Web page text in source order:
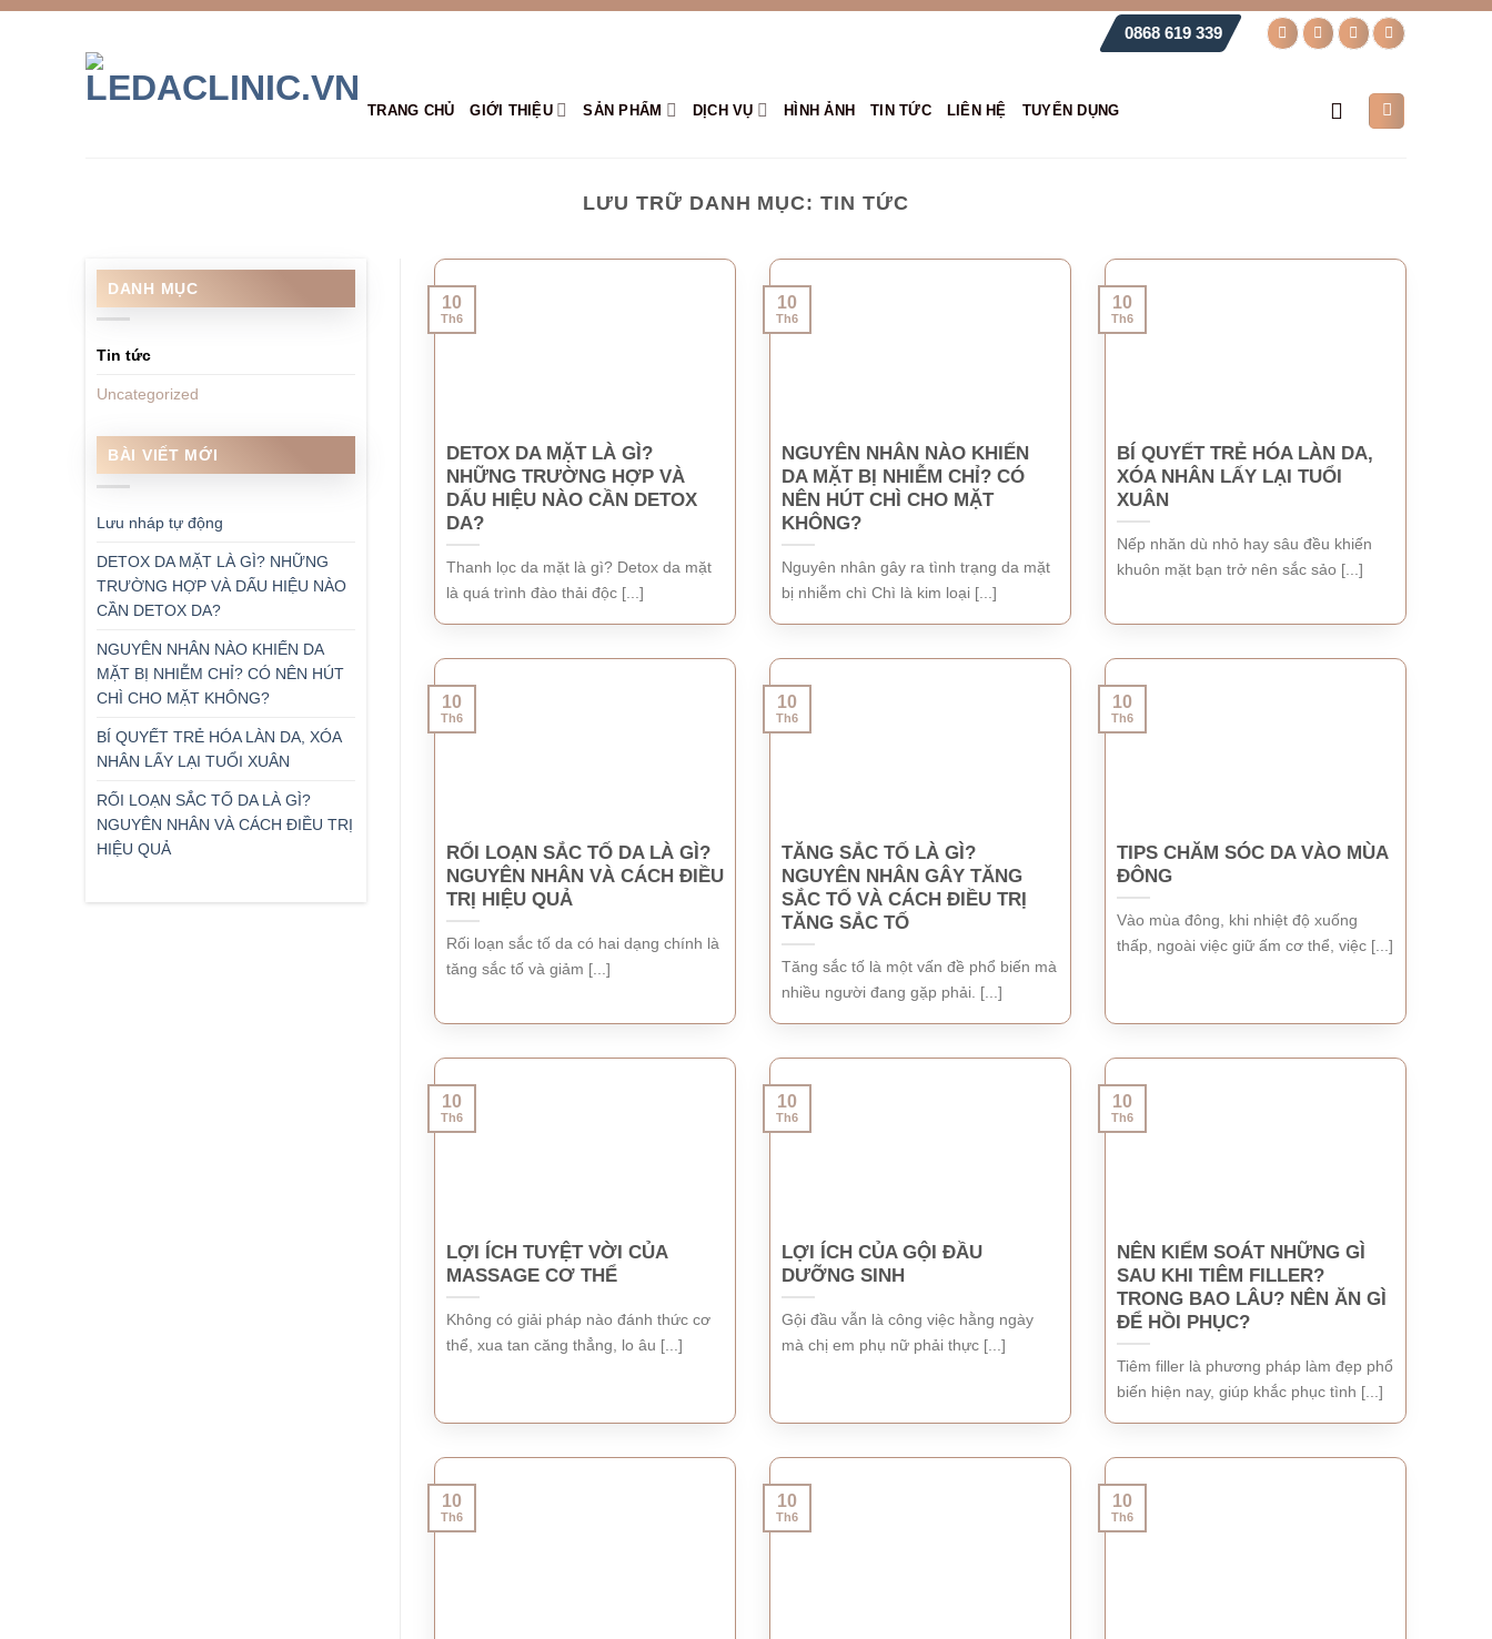
Bỏ
0868 619 339
TRANG CHỦ GIỚI THIỆU SẢN PHẨM DỊCH VỤ HÌNH ẢNH TIN TỨC LIÊN HỆ TUYỂN DỤNG
LƯU TRỮ DANH MỤC:TIN TỨC
DANH MỤC
Tin tức
Uncategorized
BÀI VIẾT MỚI
Lưu nháp tự động
DETOX DA MẶT LÀ GÌ? NHỮNG
TRƯỜNG HỢP VÀ DẤU HIỆU NÀO
CẦN DETOX DA?
NGUYÊN NHÂN NÀO KHIẾN DA
MẶT BỊ NHIỄM CHỈ? CÓ NÊN HÚT
CHÌ CHO MẶT KHÔNG?
BÍ QUYẾT TRẺ HÓA LÀN DA, XÓA
NHÂN LẤY LẠI TUỔI XUÂN
RỐI LOẠN SẮC TỐ DA LÀ GÌ?
NGUYÊN NHÂN VÀ CÁCH ĐIỀU TRỊ
HIỆU QUẢ
DETOX DA MẶT LÀ GÌ?
NHỮNG TRƯỜNG HỢP VÀ
DẤU HIỆU NÀO CẦN DETOX
DA?
Thanh lọc da mặt là gì? Detox da mặt
là quá trình đào thải độc [...]
10
Th6
NGUYÊN NHÂN NÀO KHIẾN
DA MẶT BỊ NHIỄM CHỈ? CÓ
NÊN HÚT CHÌ CHO MẶT
KHÔNG?
Nguyên nhân gây ra tình trạng da mặt
bị nhiễm chì Chì là kim loại [...]
10
Th6
BÍ QUYẾT TRẺ HÓA LÀN DA,
XÓA NHÂN LẤY LẠI TUỔI
XUÂN
Nếp nhăn dù nhỏ hay sâu đều khiến
khuôn mặt bạn trở nên sắc sảo [...]
10
Th6
RỐI LOẠN SẮC TỐ DA LÀ GÌ?
NGUYÊN NHÂN VÀ CÁCH ĐIỀU
TRỊ HIỆU QUẢ
Rối loạn sắc tố da có hai dạng chính là
tăng sắc tố và giảm [...]
10
Th6
TĂNG SẮC TỐ LÀ GÌ?
NGUYÊN NHÂN GÂY TĂNG
SẮC TỐ VÀ CÁCH ĐIỀU TRỊ
TĂNG SẮC TỐ
Tăng sắc tố là một vấn đề phổ biến mà
nhiều người đang gặp phải. [...]
10
Th6
TIPS CHĂM SÓC DA VÀO MÙA
ĐÔNG
Vào mùa đông, khi nhiệt độ xuống
thấp, ngoài việc giữ ấm cơ thể, việc [...]
10
Th6
LỢI ÍCH TUYỆT VỜI CỦA
MASSAGE CƠ THỂ
Không có giải pháp nào đánh thức cơ
thể, xua tan căng thẳng, lo âu [...]
10
Th6
LỢI ÍCH CỦA GỘI ĐẦU
DƯỠNG SINH
Gội đầu vẫn là công việc hằng ngày
mà chị em phụ nữ phải thực [...]
10
Th6
NÊN KIỂM SOÁT NHỮNG GÌ
SAU KHI TIÊM FILLER?
TRONG BAO LÂU? NÊN ĂN GÌ
ĐỂ HỒI PHỤC?
Tiêm filler là phương pháp làm đẹp phổ
biến hiện nay, giúp khắc phục tình [...]
10
Th6
10
Th6
10
Th6
10
Th6